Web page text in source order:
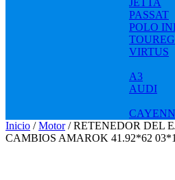
JETTA
PASSAT
POLO
TOUREG
VIRTUS
A3
AUDI
Inicio /Motor/ RETENEDOR DEL
CAMBIOS AMAROK 41.92*62